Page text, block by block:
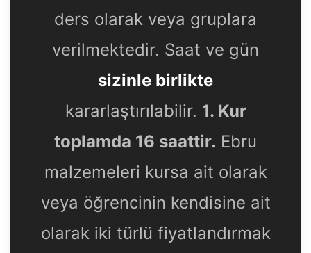
ders olarak veya gruplara
verilmektedir. Saat ve gün
sizinle birlikte
kararlaştırılabilir. 1. Kur
toplamda 16 saattir. Ebru
malzemeleri kursa ait olarak
veya öğrencinin kendisine ait
olarak iki türlü fiyatlandırmak